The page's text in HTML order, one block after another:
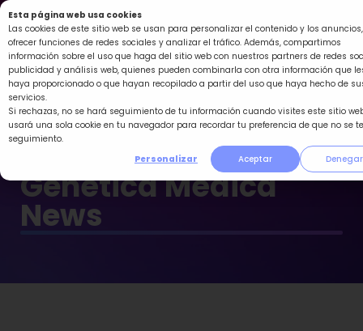
Esta página web usa cookies
Las cookies de este sitio web se usan para personalizar el contenido y los anuncios,
ofrecer funciones de redes sociales y analizar el tráfico. Además, compartimos
información sobre el uso que haga del sitio web con nuestros partners de redes
publicidad y análisis web, quienes pueden combinarla con otra información que
haya proporcionado o que hayan recopilado a partir del uso que haya hecho de
servicios.
Si rechazas, no se hará seguimiento de tu información cuando visites este sitio
usará una sola cookie en tu navegador para recordar tu preferencia de que no se
seguimiento.
Personalizar
Aceptar Denegar
Ir
al
contenido
Genética Médica
News